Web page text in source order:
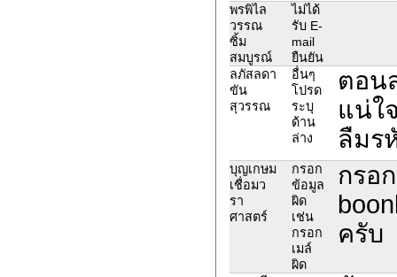
พรพิไล
วรรณ
ซิ้ม
สมบูรณ์
ไม่ได้
รับ E-
mail
ยืนยัน
ลภัสลดา
ขัน
สุวรรณ
อื่นๆ
โปรด
ระบุ
ด้าน
ล่าง
ตอน
แน่ใ
ลืมร
บุญเกษม
เชื่อมว
รา
ศาสตร์
กรอก
ข้อมูล
ผิด
เช่น
กรอก
เมล์
ผิด
กรอ
ครับ